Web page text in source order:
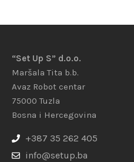
“Set Up S” d.o.o.
Maršala Tita b.b.
Avaz Robot centar
75000 Tuzla
Bosna i Hercegovina
+387 35 262 405
info@setup.ba